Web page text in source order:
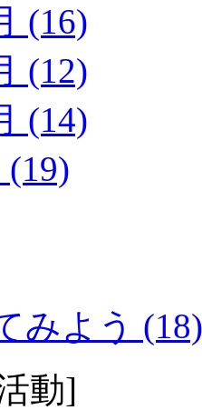
(16)
(12)
(14)
(19)
みよう (18)
動]